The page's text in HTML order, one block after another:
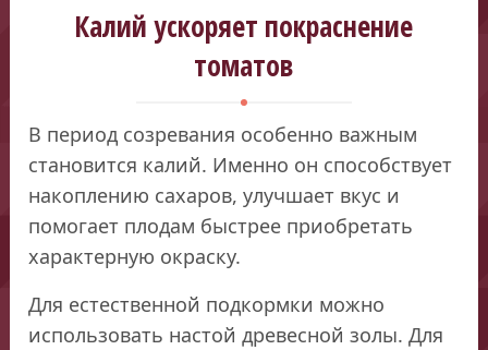
Калий ускоряет покраснение
томатов
В период созревания особенно важным
становится калий. Именно он способствует
накоплению сахаров, улучшает вкус и
помогает плодам быстрее приобретать
характерную окраску.
Для естественной подкормки можно
использовать настой древесной золы. Для